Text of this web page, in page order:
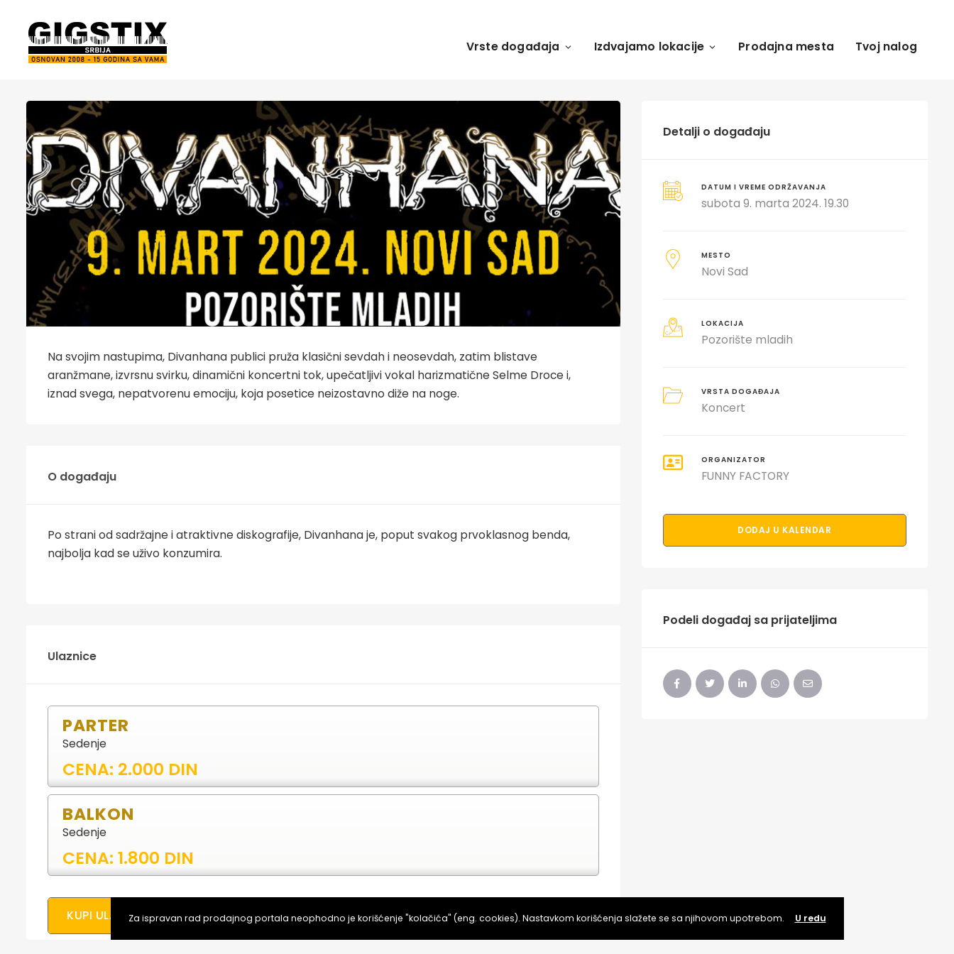
Vrste događaja Izdvajamo lokacije Prodajna mesta Tvoj nalog
Na svojim nastupima, Divanhana publici pruža klasični sevdah i neosevdah, zatim blistave
aranžmane, izvrsnu svirku, dinamični koncertni tok, upečatljivi vokal harizmatične Selme Droce i,
iznad svega, nepatvorenu emociju, koja posetice neizostavno diže na noge.
O događaju
Po strani od sadržajne i atraktivne diskografije, Divanhana je, poput svakog prvoklasnog benda,
najbolja kad se uživo konzumira.
Ulaznice
PARTER
Sedenje
CENA: 2.000 DIN
BALKON
Sedenje
CENA: 1.800 DIN
KUPI ULAZNICE ONLAJN KUPI ULAZNICE NA PRODAJNOM MESTU
Detalji o događaju
DATUM I VREME ODRŽAVANJA
subota 9. marta 2024. 19.30
MESTO
Novi Sad
LOKACIJA
Pozorište mladih
VRSTA DOGAĐAJA
Koncert
ORGANIZATOR
FUNNY FACTORY
DODAJ U KALENDAR
Podeli događaj sa prijateljima
Za ispravan rad prodajnog portala neophodno je korišćenje "kolačića" (eng. cookies). Nastavkom korišćenja slažete se sa njihovom upotrebom. U redu